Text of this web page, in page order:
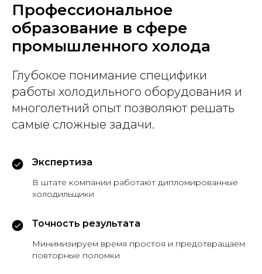
Профессиональное
образование в сфере
промышленного холода
Глубокое понимание специфики
работы холодильного оборудования и
многолетний опыт позволяют решать
самые сложные задачи.
Экспертиза
В штате компании работают дипломированные
холодильщики
Точность результата
Минимизируем время простоя и предотвращаем
повторные поломки